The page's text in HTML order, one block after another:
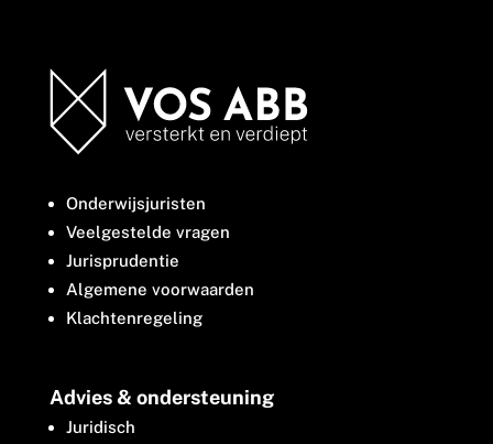
Onderwijsjuristen
Veelgestelde vragen
Jurisprudentie
Algemene voorwaarden
Klachtenregeling
Advies & ondersteuning
Juridisch